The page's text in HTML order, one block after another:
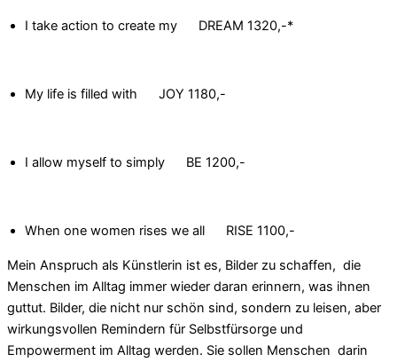
I take action to create my DREAM 1320,-*
My life is filled with JOY 1180,-
I allow myself to simply BE 1200,-
When one women rises we all RISE 1100,-
Mein Anspruch als Künstlerin ist es, Bilder zu schaffen, die
Menschen im Alltag immer wieder daran erinnern, was ihnen
guttut. Bilder, die nicht nur schön sind, sondern zu leisen, aber
wirkungsvollen Remindern für Selbstfürsorge und
Empowerment im Alltag werden. Sie sollen Menschen darin